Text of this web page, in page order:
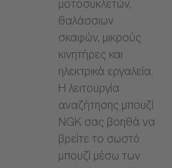
μοτοσυκλετών,
θαλάσσιων
σκαφών, μικρούς
κινητήρες και
ηλεκτρικά εργαλεία.
Η λειτουργία
αναζήτησης μπουζί
NGK σας βοηθά να
βρείτε το σωστό
μπουζί μέσω των